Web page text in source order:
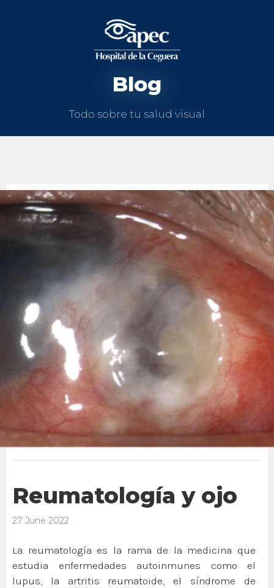
Blog
Todo sobre tu salud visual
Reumatología y ojo
27 June 2022
La reumatología es la rama de la medicina que
estudia enfermedades autoinmunes como el
lupus, la artritis reumatoide, el síndrome de